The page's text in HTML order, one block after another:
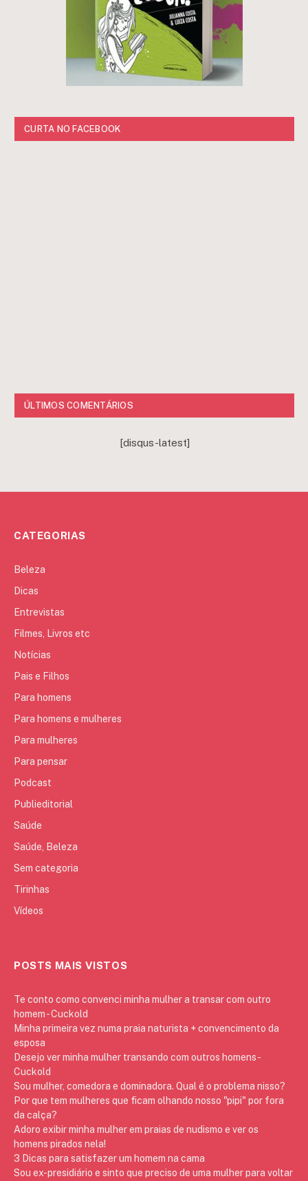
CURTA NO FACEBOOK
ÚLTIMOS COMENTÁRIOS
[disqus-latest]
CATEGORIAS
Beleza
Dicas
Entrevistas
Filmes, Livros etc
Notícias
Pais e Filhos
Para homens
Para homens e mulheres
Para mulheres
Para pensar
Podcast
Publieditorial
Saúde
Saúde, Beleza
Sem categoria
Tirinhas
Vídeos
POSTS MAIS VISTOS
Te conto como convenci minha mulher a transar com outro
homem - Cuckold
Minha primeira vez numa praia naturista + convencimento da
esposa
Desejo ver minha mulher transando com outros homens -
Cuckold
Sou mulher, comedora e dominadora. Qual é o problema nisso?
Por que tem mulheres que ficam olhando nosso "pipi" por fora
da calça?
Adoro exibir minha mulher em praias de nudismo e ver os
homens pirados nela!
3 Dicas para satisfazer um homem na cama
Sou ex-presidiário e sinto que preciso de uma mulher para voltar